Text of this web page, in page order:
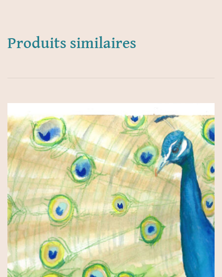
Produits similaires